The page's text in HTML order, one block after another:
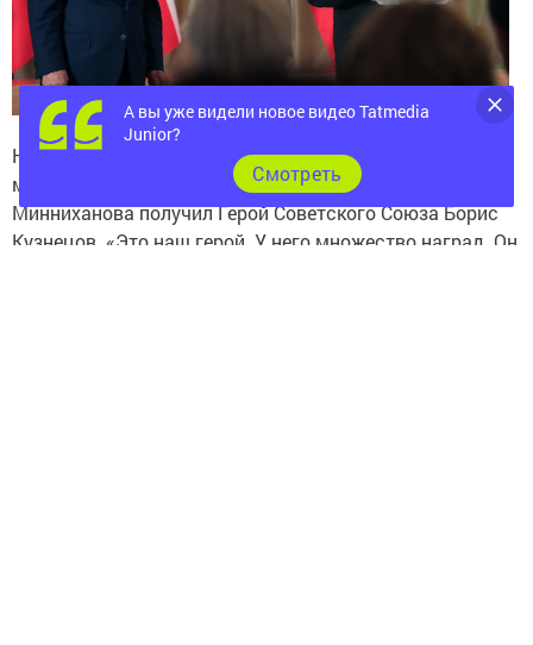
Наград удостоены 52 человека. Есть и ордена, и
медали. Но первым благодарность Рустама
Минниханова получил Герой Советского Союза Борис
Кузнецов. «Это наш герой. У него множество наград. Он
А вы уже видели новое видео Tatmedia
Junior?
Cмотреть